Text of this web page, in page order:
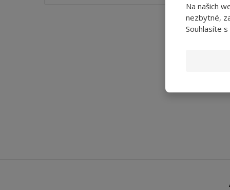
Na našich
nezbytné,
Souhlasíte